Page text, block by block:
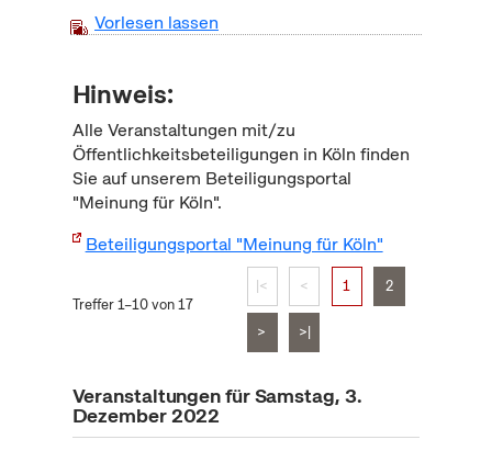
Vorlesen lassen
Hinweis:
Alle Veranstaltungen mit/zu
Öffentlichkeitsbeteiligungen in Köln finden
Sie auf unserem Beteiligungsportal
"Meinung für Köln".
Beteiligungsportal "Meinung für Köln"
Treffer 1–10 von 17
|< < 1 2
> >|
Veranstaltungen für Samstag, 3.
Dezember 2022